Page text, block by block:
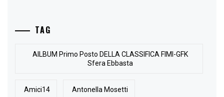
TAG
AlLBUM Primo Posto DELLA CLASSIFICA FIMI-GFK
Sfera Ebbasta
Amici14 Antonella Mosetti